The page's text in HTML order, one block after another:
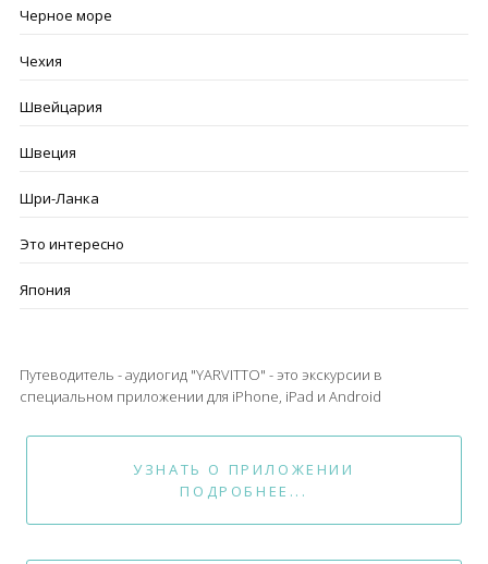
Черное море
Чехия
Швейцария
Швеция
Шри-Ланка
Это интересно
Япония
Путеводитель - аудиогид "YARVITTO" - это экскурсии в
специальном приложении для iPhone, iPad и Android
УЗНАТЬ О ПРИЛОЖЕНИИ
ПОДРОБНЕЕ...